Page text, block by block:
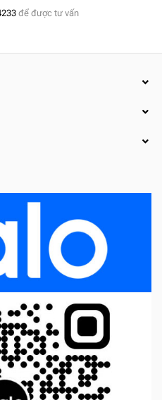
để được tư vấn